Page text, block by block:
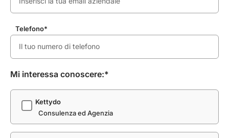
Telefono*
Mi interessa conoscere:*
Kettydo
Consulenza ed Agenzia